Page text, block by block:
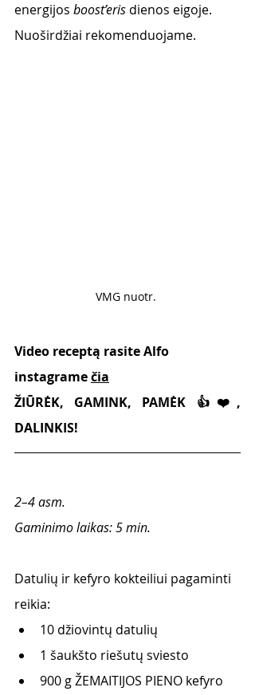
energijos boost’eris dienos eigoje.
Nuoširdžiai rekomenduojame.
VMG nuotr.
Video receptą rasite Alfo
instagrame čia
ŽIŪRĖK, GAMINK, PAMĖK 👍❤️,
DALINKIS!
2–4asm.
Gaminimo laikas: 5 min.
Datulių ir kefyro kokteiliui pagaminti
reikia:
10 džiovintų datulių
1 šaukšto riešutų sviesto
900 g ŽEMAITIJOS PIENO kefyro